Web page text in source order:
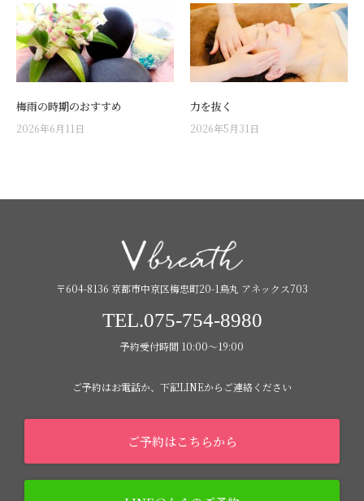
梅雨の時期のおすすめ
2026年6月11日
力を抜く
2026年5月31日
〒604-8136 京都市中京区梅忠町20-1烏丸 アネックス703
TEL.075-754-8980
予約受付時間 10:00〜19:00
ご予約はお電話か、下記LINEからご連絡ください
ご予約はこちらから